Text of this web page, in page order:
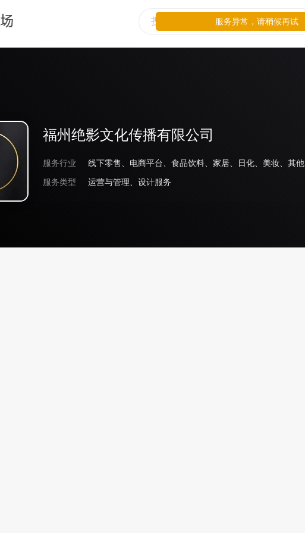
福州绝影文化传播有限公司
服务行业
线下零售、电商平台、食品饮料、家居、日化、美妆、其他
服务类型
运营与管理、设计服务
服务异常，请稍候再试